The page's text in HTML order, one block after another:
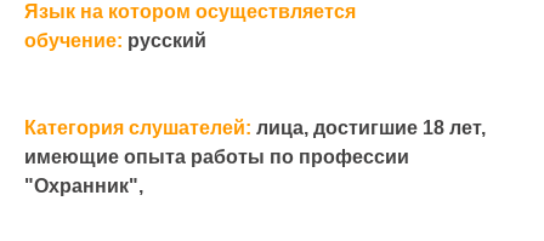
Язык на котором осуществляется
обучение: русский
Категория слушателей: лица, достигшие 18 лет,
имеющие опыта работы по профессии
"Охранник",